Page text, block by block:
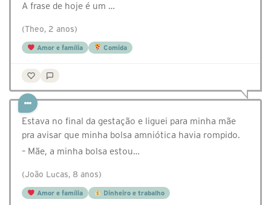
A frase de hoje é um …
(Theo, 2 anos)
Amor e família Comida
Estava no final da gestação e liguei para minha mãe
pra avisar que minha bolsa amniótica havia rompido.
– Mãe, a minha bolsa estou…
(João Lucas, 8 anos)
Amor e família Dinheiro e trabalho